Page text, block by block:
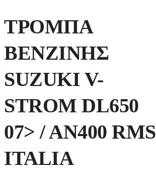
ΤΡΟΜΠΑ
ΒΕΝΖΙΝΗΣ
SUZUKI V-
STROM DL650
07> / AN400 RMS
ITALIA